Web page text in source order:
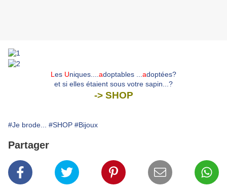
L es Uniques.... adoptables ... adoptées?
et si elles étaient sous votre sapin...?
-> SHOP
#Je brode... #SHOP #Bijoux
Partager